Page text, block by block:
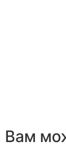
Вам